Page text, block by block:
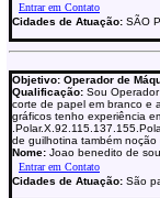
Cidades de Atuação: SÃO
Objetivo: Operador de
Qualificação: Sou
corte de papel em branco e
gráficos tenho experiência
de guilhotina também
Nome: Joao benedito de
Cidades de Atuação: São